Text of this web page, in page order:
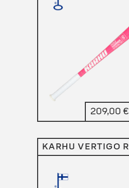
209,00 €
KARHU VERTIGO R